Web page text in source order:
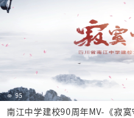
95
南江中学建校90周年MV-《寂